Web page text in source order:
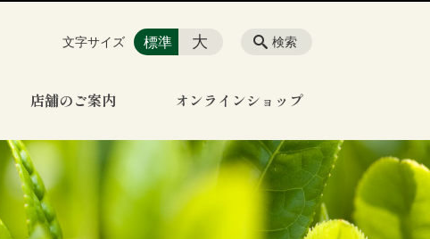
店舗のご案内 オンラインショップ
検索
文字サイズ 標準 大